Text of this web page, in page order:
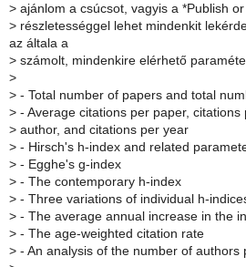
> ajánlom a csúcsot, vagyis a *Publish
> részletességgel lehet mindenkit
az általa a
> számolt, mindenkire elérhető
>
> - Total number of papers and total
> - Average citations per paper,
> author, and citations per year
> - Hirsch's h-index and related
> - Egghe's g-index
> - The contemporary h-index
> - Three variations of individual h-
> - The average annual increase in the
> - The age-weighted citation rate
> - An analysis of the number of authors